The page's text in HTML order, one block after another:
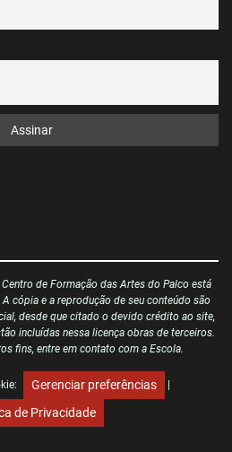
de Formação das Artes do Palco está
cópia e a reprodução de seu conteúdo são
desde que citado o devido crédito ao site,
incluídas nessa licença obras de terceiros.
fins, entre em contato com a Escola.
Gerenciar preferências |
de Privacidade